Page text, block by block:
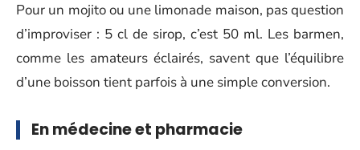
Pour un mojito ou une limonade maison, pas question
d’improviser : 5 cl de sirop, c’est 50 ml. Les barmen,
comme les amateurs éclairés, savent que l’équilibre
d’une boisson tient parfois à une simple conversion.
En médecine et pharmacie